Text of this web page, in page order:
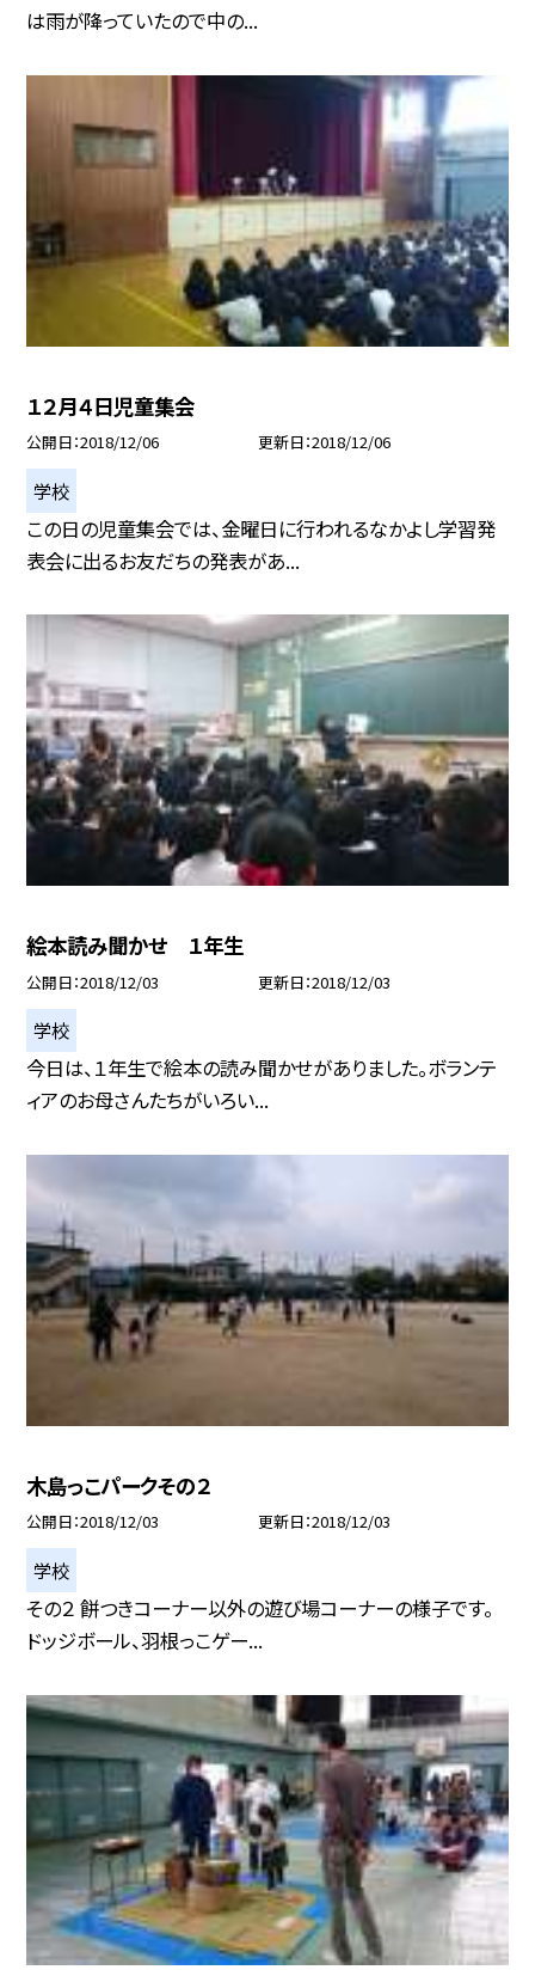
は雨が降っていたので中の...
１２月４日児童集会
公開日 2018/12/06 更新日 2018/12/06
学校
この日の児童集会では、金曜日に行われるなかよし学習発
表会に出るお友だちの発表があ...
絵本読み聞かせ １年生
公開日 2018/12/03 更新日 2018/12/03
学校
今日は、１年生で絵本の読み聞かせがありました。ボランテ
ィアのお母さんたちがいろい...
木島っこパークその２
公開日 2018/12/03 更新日 2018/12/03
学校
その２ 餅つきコーナー以外の遊び場コーナーの様子です。
ドッジボール、羽根っこゲー...